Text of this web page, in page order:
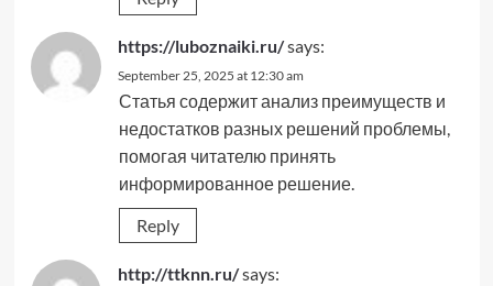
https://luboznaiki.ru/says:
September 25, 2025 at 12:30 am
Статья содержит анализ преимуществ и
недостатков разных решений проблемы,
помогая читателю принять
информированное решение.
Reply
http://ttknn.ru/says: